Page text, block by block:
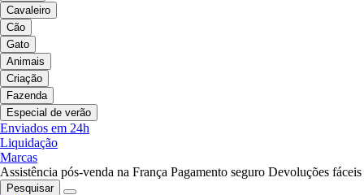
Cavaleiro
Cão
Gato
Animais
Criação
Fazenda
Especial de verão
Enviados em 24h
Liquidação
Marcas
Assistência pós-venda na França Pagamento seguro Devoluções fáceis
Pesquisar